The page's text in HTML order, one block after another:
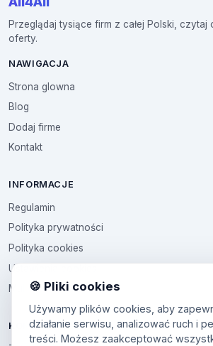
Przeglądaj tysiące firm z całej Polski, czytaj
oferty.
NAWIGACJA
Strona glowna
Blog
Dodaj firme
Kontakt
INFORMACJE
Regulamin
Polityka prywatności
Polityka cookies
Ustawienia cookies
Multikod
KONTO
🍪 Pliki cookies
Używamy plików cookies, aby
działanie serwisu, analizować ruch i
treści. Możesz zaakceptować